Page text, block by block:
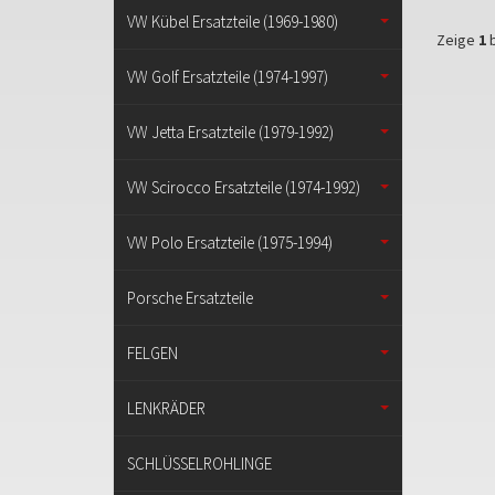
VW Kübel Ersatzteile (1969-1980)
VW Golf Ersatzteile (1974-1997)
VW Jetta Ersatzteile (1979-1992)
VW Scirocco Ersatzteile (1974-1992)
VW Polo Ersatzteile (1975-1994)
Porsche Ersatzteile
FELGEN
LENKRÄDER
SCHLÜSSELROHLINGE
Zeige 1